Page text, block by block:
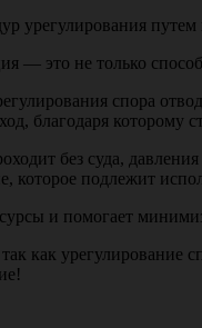
урегулирования путем
— это не только
спора
благодаря которому
без суда,
которое подлежит
и помогает
как